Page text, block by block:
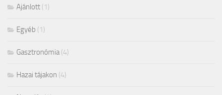
Ajánlott (1)
Egyéb (1)
Gasztronómia(4)
Hazai tájakon (4)